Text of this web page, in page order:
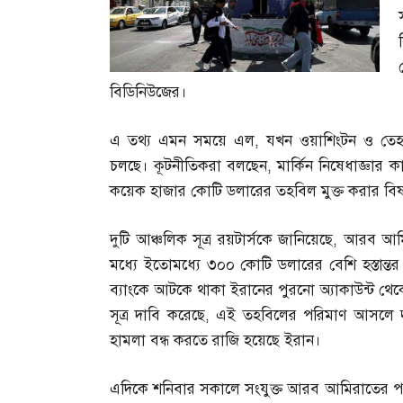
বিডিনিউজের।
এ তথ্য এমন সময়ে এল,যখন ওয়াশিংটন ও
চলছে। কূটনীতিকরা বলছেন,মার্কিন নিষেধাজ্ঞার
কয়েক হাজার কোটি ডলারের তহবিল মুক্ত করার
দুটি আঞ্চলিক সূত্র রয়টার্সকে জানিয়েছে,আরব
মধ্যে ইতোমধ্যে ৩০০ কোটি ডলারের বেশি
ব্যাংকে আটকে থাকা ইরানের পুরনো অ্যাকাউন্ট
সূত্র দাবি করেছে,এই তহবিলের পরিমাণ আসলে
হামলা বন্ধ করতে রাজি হয়েছে ইরান।
এদিকে শনিবার সকালে সংযুক্ত আরব আমিরাতের